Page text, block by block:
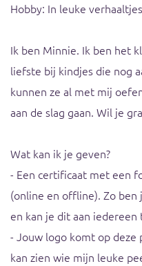
Hobby: In leuke
Ik ben Minnie. Ik ben het
liefste bij kindjes die nog
kunnen ze al met mij
aan de slag gaan. Wil je
Wat kan ik je geven?
- Een certificaat met een
(online en offline). Zo
en kan je dit aan iedereen
- Jouw logo komt op deze
kan zien wie mijn leuke